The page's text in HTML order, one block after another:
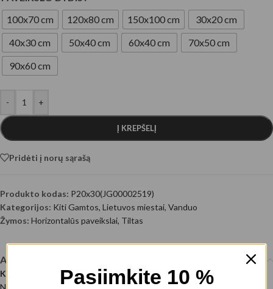
100x70 cm
120x80 cm 150x100 cm
30x20 cm
40x30 cm
50x40 cm 60x40 cm
70x50 cm
90x60 cm
- +
Į KREPŠELĮ
Pridėti į norų sąrašą
Produkto kodas: P20x30(JG00002519)
Kategorijos: Kiti Gamtos, Lietuvos miestai, Vanduo
Žymos: Horizontalūs paveikslai, Tiltas
Aprašymas
Karaliaus Mindaugo tiltas ir Neries pakrantė Vilniuje
Nuotraukos autorius: @EyeEmPasiimkite 10 %